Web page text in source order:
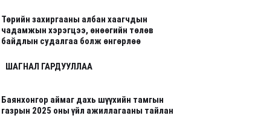
Төрийн захиргааны албан хаагчдын
чадамжын хэрэгцээ, өнөөгийн төлөв
байдлын судалгаа болж өнгөрлөө
ШАГНАЛ ГАРДУУЛЛАА
Баянхонгор аймаг дахь шүүхийн тамгын
газрын 2025 оны үйл ажиллагааны тайлан